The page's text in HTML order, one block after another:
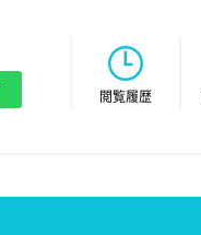
閲覧履歴